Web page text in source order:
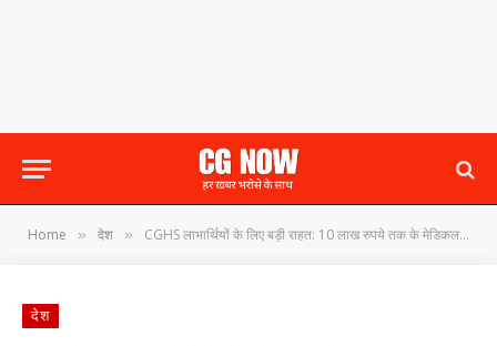
Home » देश » CGHS लाभार्थियों के लिए बड़ी राहत: 10 लाख रुपये तक के मेडिकल क्लेम अब विभाग स्तर पर ही होंगे मंजूर
देश